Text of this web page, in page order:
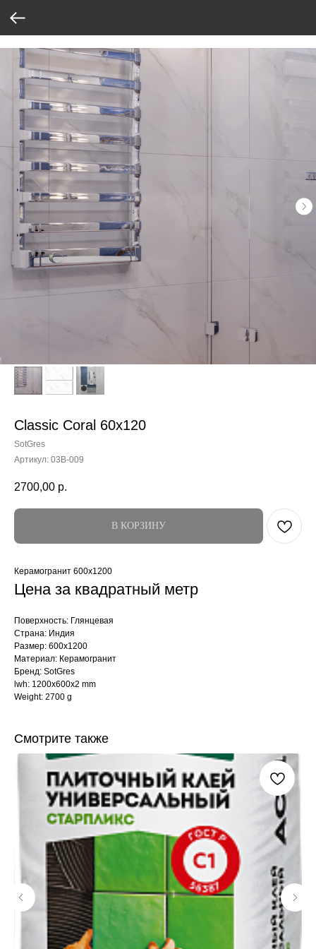
Classic Coral 60x120
SotGres
Артикул: 03B-009
2700,00 р.
В КОРЗИНУ
Керамогранит 600x1200
Цена за квадратный метр
Поверхность: Глянцевая
Страна: Индия
Размер: 600x1200
Материал: Керамогранит
Бренд: SotGres
lwh: 1200x600x2 mm
Weight: 2700 g
Смотрите также